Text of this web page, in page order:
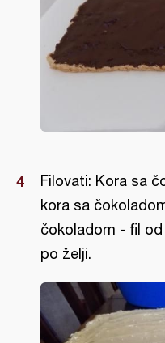
Filovati: Kora sa
kora sa
čokoladom - fil
po želji.